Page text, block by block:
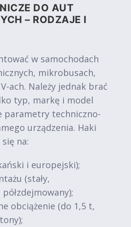
DO AUT
– RODZAJE I
w samochodach
mikrobusach,
ach. Należy jednak brać
typ, markę i model
parametry techniczno-
urządzenia. Haki
na:
i europejski);
(stały,
obciążenie (do 1,5 t,